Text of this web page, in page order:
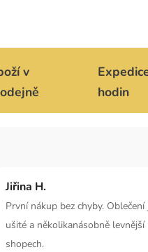
v
hodin
Jiřina H.
První nákup bez chyby.
ušité a několikanásobně levnější
shopech.